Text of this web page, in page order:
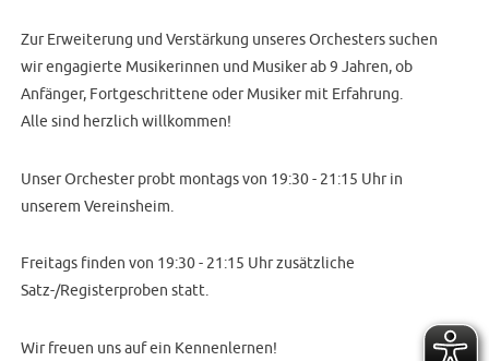
Zur Erweiterung und Verstärkung unseres Orchesters suchen
wir engagierte Musikerinnen und Musiker ab 9 Jahren, ob
Anfänger, Fortgeschrittene oder Musiker mit Erfahrung.
Alle sind herzlich willkommen!
Unser Orchester probt montags von 19:30 - 21:15 Uhr in
unserem Vereinsheim.
Freitags finden von 19:30 - 21:15 Uhr zusätzliche
Satz-/Registerproben statt.
Wir freuen uns auf ein Kennenlernen!